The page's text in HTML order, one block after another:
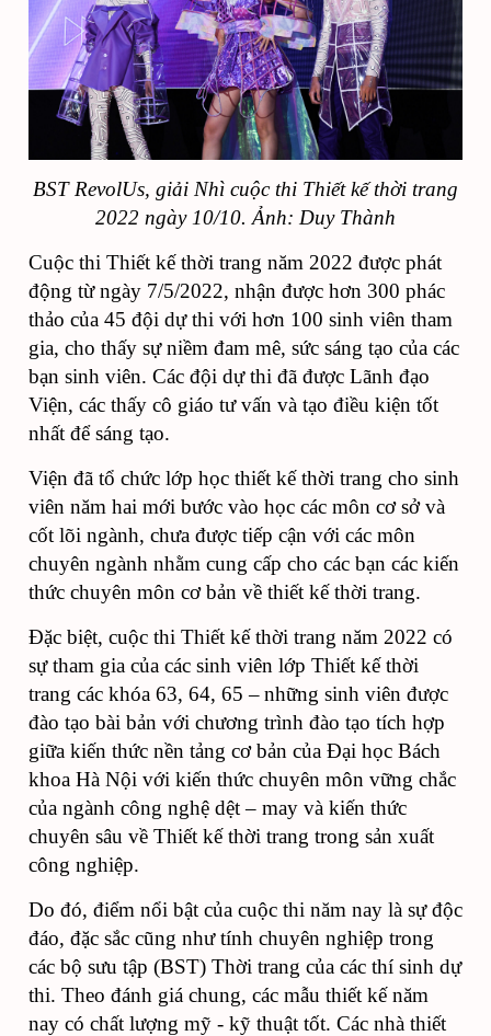
BST RevolUs, giải Nhì cuộc thi Thiết kế thời trang
2022 ngày 10/10. Ảnh: Duy Thành
Cuộc thi Thiết kế thời trang năm 2022 được phát
động từ ngày 7/5/2022, nhận được hơn 300 phác
thảo của 45 đội dự thi với hơn 100 sinh viên tham
gia, cho thấy sự niềm đam mê, sức sáng tạo của các
bạn sinh viên. Các đội dự thi đã được Lãnh đạo
Viện, các thấy cô giáo tư vấn và tạo điều kiện tốt
nhất để sáng tạo.
Viện đã tổ chức lớp học thiết kế thời trang cho sinh
viên năm hai mới bước vào học các môn cơ sở và
cốt lõi ngành, chưa được tiếp cận với các môn
chuyên ngành nhằm cung cấp cho các bạn các kiến
thức chuyên môn cơ bản về thiết kế thời trang.
Đặc biệt, cuộc thi Thiết kế thời trang năm 2022 có
sự tham gia của các sinh viên lớp Thiết kế thời
trang các khóa 63, 64, 65 –những sinh viên được
đào tạo bài bản với chương trình đào tạo tích hợp
giữa kiến thức nền tảng cơ bản của Đại học Bách
khoa Hà Nội với kiến thức chuyên môn vững chắc
của ngành công nghệ dệt – may và kiến thức
chuyên sâu về Thiết kế thời trang trong sản xuất
công nghiệp.
Do đó, điểm nổi bật của cuộc thi năm nay là sự độc
đáo, đặc sắc cũng như tính chuyên nghiệp trong
các bộ sưu tập (BST) Thời trang của các thí sinh dự
thi. Theo đánh giá chung, các mẫu thiết kế năm
nay có chất lượng mỹ - kỹ thuật tốt. Các nhà thiết